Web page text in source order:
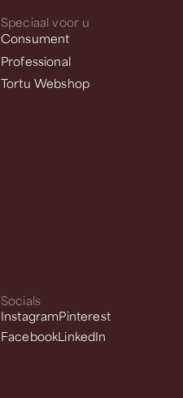
Speciaal voor u
Consument
Professional
Tortu Webshop
Socials
InstagramPinterest
FacebookLinkedIn